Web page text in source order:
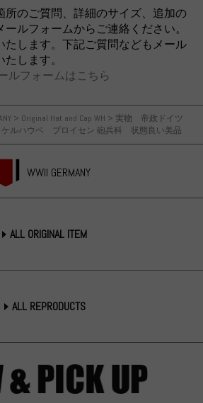
> Original Hat and Cap WH > 実物 帝政ドイツ
ケルハウベ ブロイセン 砲兵科 状態良い美品
WWII GERMANY
ALL ORIGINAL ITEM
ALL REPRODUCTS
所のご質問、詳細のサイズ、追加の
ルフォームからご連絡ください。
たします。下記ご質問などもメール
します。
ルフォームはこちら